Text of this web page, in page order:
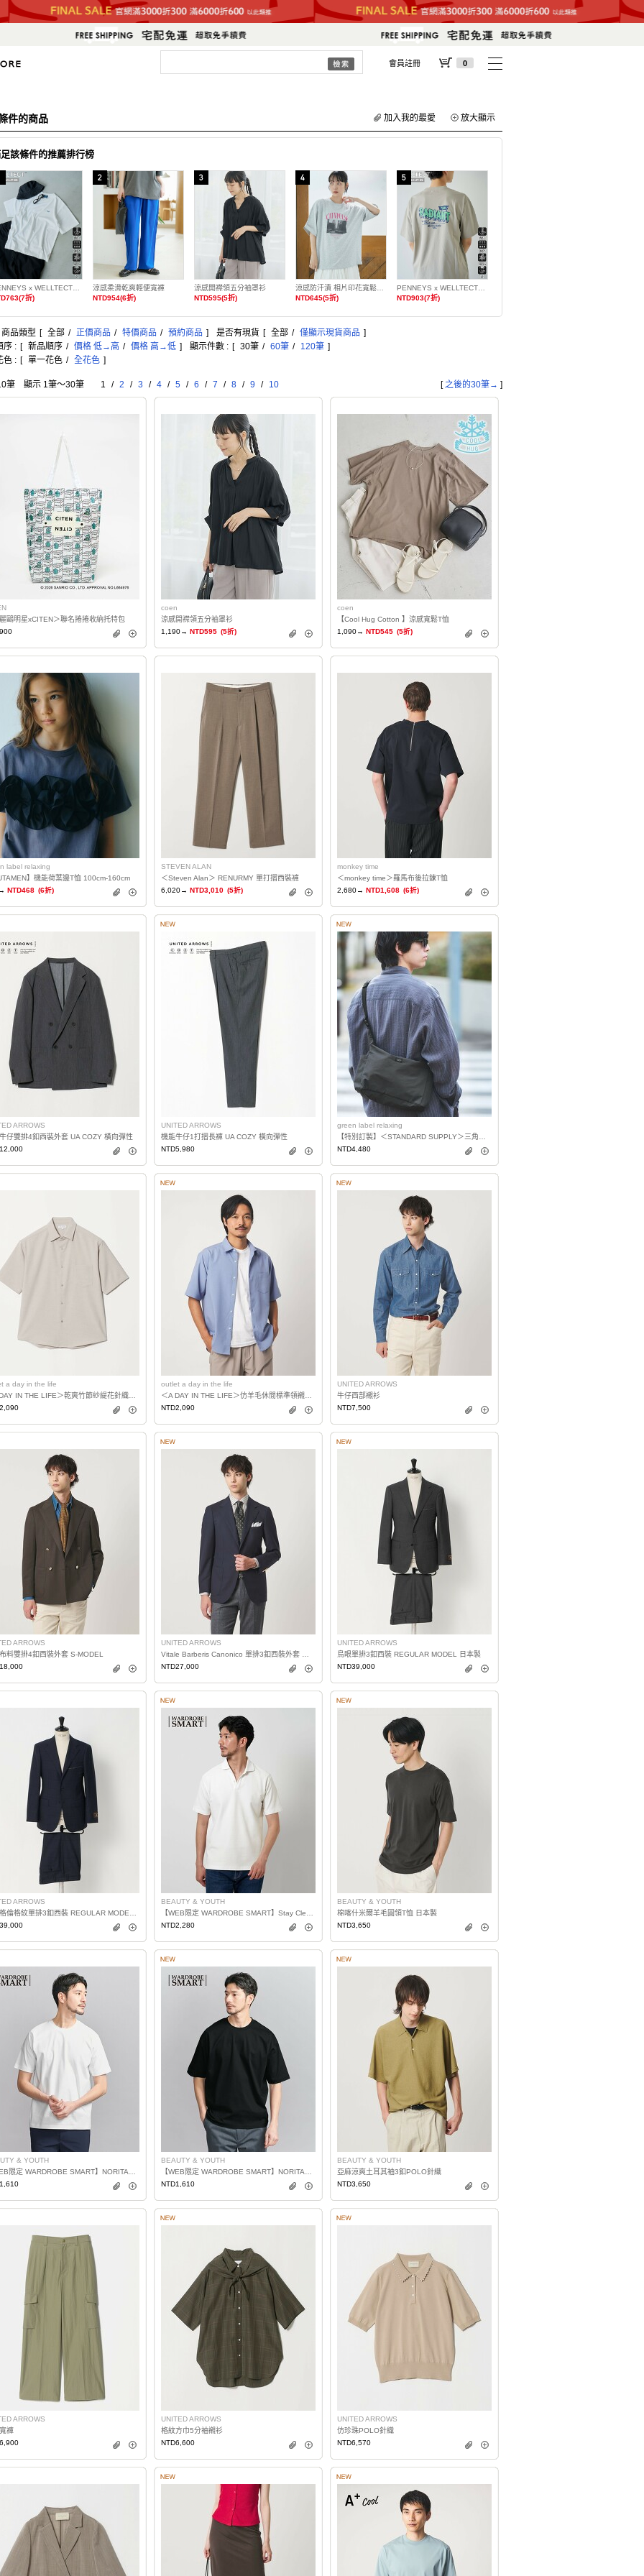
會員註冊 0
件的商品 放大顯示
加入我的最愛
該條件的推薦排行榜
折)
涼感柔滑乾爽輕便寬褲
NTD954(6折)
涼感開襟領五分袖罩衫
NTD595(5折)
NTD645(5折)
NTD903(7折)
品類型 [ 全部 / 正價商品 / 特價商品 / 預約商品 ] 是否有現貨 [ 全部 / 僅顯示現貨商品 ]
序 : [ 新品順序 / 價格 低→高 / 價格 高→低 ] 顯示件數 : [ 30筆 / 60筆 / 120筆 ]
色 : [ 單一花色 / 全花色 ]
筆 顯示 1筆〜30筆 1 / 2 / 3 / 4 / 5 / 6 / 7 / 8 / 9 / 10 [ 之後的30筆→ ]
鷗明星xCITEN＞聯名捲捲收納托特包
coen
涼感開襟領五分袖罩衫
1,190→ NTD595 (5折)
coen
【Cool Hug Cotton 】涼感寬鬆T恤
1,090→ NTD545 (5折)
label relaxing
】機能荷葉邊T恤 100cm-160cm
NTD468 (6折)
STEVEN ALAN
＜Steven Alan＞ RENURMY 單打摺西裝褲
6,020→ NTD3,010 (5折)
monkey time
＜monkey time＞羅馬布後拉鍊T恤
2,680→ NTD1,608 (6折)
ARROWS
仔雙排4釦西裝外套 UA COZY 橫向彈性
UNITED ARROWS
機能牛仔1打摺長褲 UA COZY 橫向彈性
NTD5,980
green label relaxing
NTD4,480
a day in the life
outlet a day in the life
NTD2,090
UNITED ARROWS
牛仔西部襯衫
NTD7,500
ARROWS
料雙排4釦西裝外套 S-MODEL
UNITED ARROWS
NTD27,000
UNITED ARROWS
鳥眼單排3釦西裝 REGULAR MODEL 日本製
NTD39,000
ARROWS
BEAUTY & YOUTH
NTD2,280
BEAUTY & YOUTH
棉喀什米爾羊毛圓領T恤 日本製
NTD3,650
& YOUTH
BEAUTY & YOUTH
NTD1,610
BEAUTY & YOUTH
亞麻涼爽土耳其袖3釦POLO針織
NTD3,650
ARROWS
褲
UNITED ARROWS
格紋方巾5分袖襯衫
NTD6,600
UNITED ARROWS
仿珍珠POLO針織
NTD6,570